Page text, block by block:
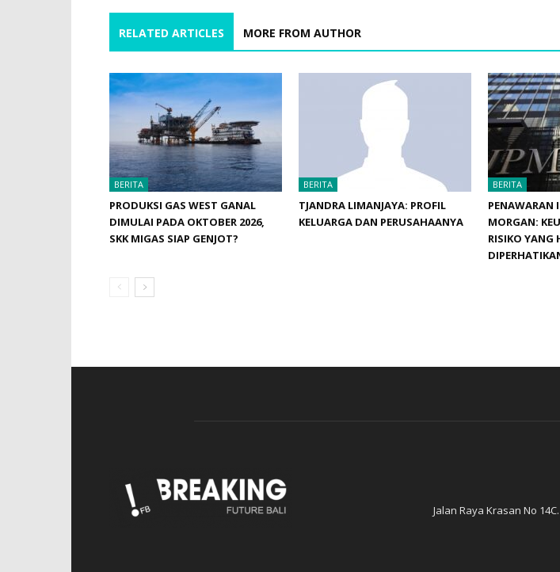
RELATED ARTICLES MORE FROM AUTHOR
BERITA
PRODUKSI GAS WEST GANAL
DIMULAI PADA OKTOBER 2026,
SKK MIGAS SIAP GENJOT?
BERITA
TJANDRA LIMANJAYA: PROFIL
KELUARGA DAN PERUSAHAANYA
BERITA
PENAWARAN
MORGAN:
RISIKO YANG
Jalan Raya Krasan No